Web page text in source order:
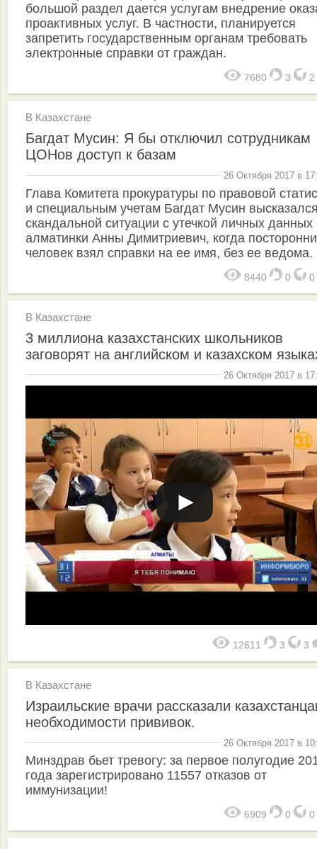
большой раздел дается услугам внедрение
проактивных услуг. В частности, планируется
запретить государственным органам требовать
электронные справки от граждан.
7680 3 2
В Казахстане
Багдат Мусин: Я бы отключил сотрудникам
ЦОНов доступ к базам
26 Октября 2017 в
Глава Комитета прокуратуры по правовой
и специальным учетам Багдат Мусин
скандальной ситуации с утечкой личных данных
алматинки Анны Димитриевич, когда
человек взял справки на ее имя, без ее ведома.
8440 0 0
В Казахстане
3 миллиона казахстанских школьников
заговорят на английском и казахском
26 Октября 2017 в
12611 3 3
В Казахстане
Израильские врачи рассказали
необходимости прививок.
26 Октября 2017 в
Минздрав бьет тревогу: за первое полугодие
года зарегистрировано 11557 отказов от
иммунизации!
6909 0 0